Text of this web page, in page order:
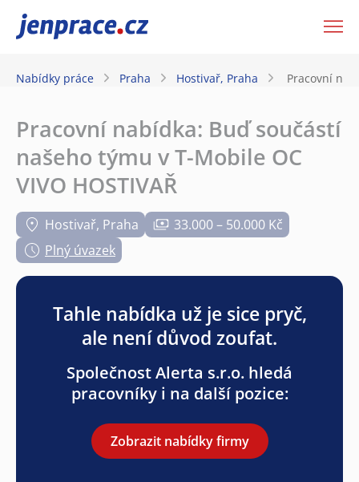
JenPráce.cz
Nabídky práce Praha Hostivař, Praha Pracovní
Pracovní nabídka: Buď součástí
našeho týmu v T-Mobile OC
VIVO HOSTIVAŘ
Hostivař, Praha
33.000 – 50.000 Kč
Plný úvazek
Tahle nabídka už je sice pryč,
ale není důvod zoufat.
Společnost Alerta s.r.o. hledá
pracovníky i na další pozice:
Zobrazit nabídky firmy